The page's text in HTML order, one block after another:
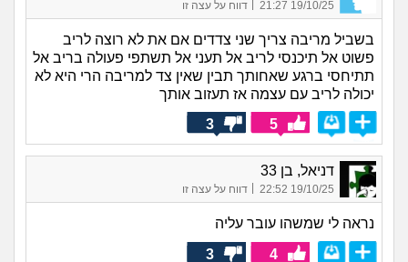
19/10/25 21:27 דווח על עצה זו
בשביל מריבה צריך שני צדדים אם את לא רוצה לריב
פשוט אל תיכנסי לריב אל תעני אל תשתפי פעולה בריב אל
תתיחסי ברגע שאחותך תבין שאין צד למריבה הרי היא לא
יכולה לריב עם עצמה אז תעזוב אותך
5
3
דניאל, בן 33
19/10/25 22:52 דווח על עצה זו
נראה לי שמשהו עובר עליה
4
3